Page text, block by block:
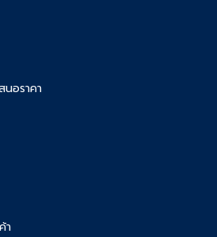
นอราคา
า